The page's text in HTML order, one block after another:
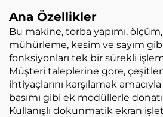
Ana Özellikler
Bu makine, torba yapımı,
mühürleme, kesim ve sayım
fonksiyonları tek bir sürekli
Müşteri taleplerine göre,
ihtiyaçlarını karşılamak
basımı gibi ek modüllerle
Kullanışlı dokunmatik ekran